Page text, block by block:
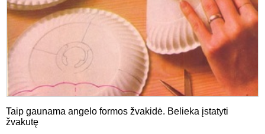
Taip gaunama angelo formos žvakidė. Belieka įstatyti
žvakutę